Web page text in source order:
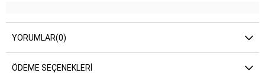
YORUMLAR(0)
ÖDEME SEÇENEKLERI